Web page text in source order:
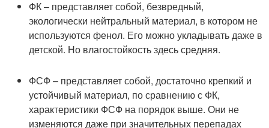
ФК – представляет собой, безвредный,
экологически нейтральный материал, в котором не
используются фенол. Его можно укладывать даже в
детской. Но влагостойкость здесь средняя.
ФСФ – представляет собой, достаточно крепкий и
устойчивый материал, по сравнению с ФК,
характеристики ФСФ на порядок выше. Они не
изменяются даже при значительных перепадах